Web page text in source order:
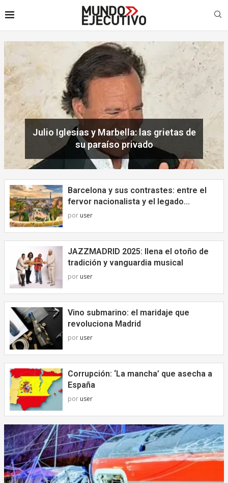
Barcelona y sus contrastes: entre el
fervor nacionalista y el legado...
por user
JAZZMADRID 2025: llena el otoño de
tradición y vanguardia musical
por user
Vino submarino: el maridaje que
revoluciona Madrid
por user
Corrupción: ‘La mancha’ que asecha a
España
por user